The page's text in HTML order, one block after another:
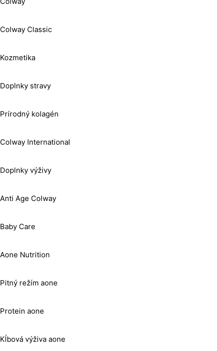
Colway Classic
Kozmetika
Doplnky stravy
Prírodný kolagén
Colway International
Doplnky výživy
Anti Age Colway
Baby Care
Aone Nutrition
Pitný režím aone
Protein aone
Kĺbová výživa aone